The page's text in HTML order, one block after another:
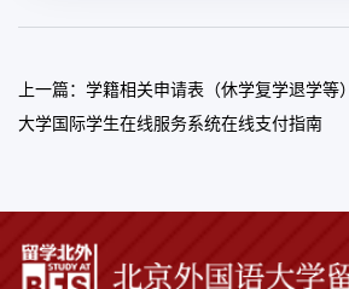
上一篇： 学籍相关申请表（休学复学退学等）
大学国际学生在线服务系统在线支付指南